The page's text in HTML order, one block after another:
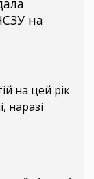
на
на цей рік
наразі